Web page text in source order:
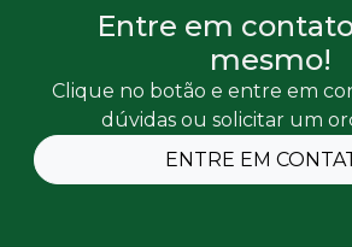
Entre em
mesmo!
Clique no botão e entre em
dúvidas ou solicitar um
ENTRE EM